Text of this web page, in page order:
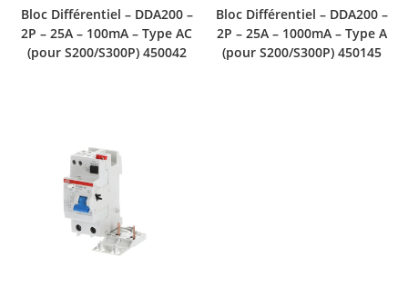
Bloc Différentiel – DDA200 –
2P – 25A – 100mA – Type AC
(pour S200/S300P) 450042
Bloc Différentiel – DDA200 –
2P – 25A – 1000mA – Type A
(pour S200/S300P) 450145